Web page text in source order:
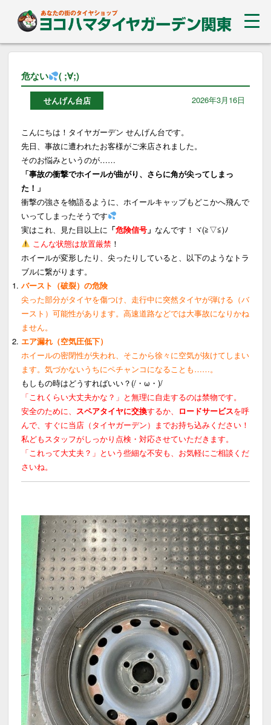
危ない ( ;∀;)
せんげん台店 2026年3月16日
こんにちは！タイヤガーデン せんげん台です。
先日、事故に遭われたお客様がご来店されました。
そのお悩みというのが……
「事故の衝撃でホイールが曲がり、さらに角が尖ってしまっ
た！」
衝撃の強さを物語るように、ホイールキャップもどこかへ飛んで
いってしまったそうです
実はこれ、見た目以上に 「危険信号 」なんです！ヾ(≧▽≦)ﾉ
こんな状態は放置厳禁 ！
ホイールが変形したり、尖ったりしていると、以下のようなトラ
ブルに繋がります。
バースト（破裂）の危険
尖った部分がタイヤを傷つけ、走行中に突然タイヤが弾ける（バ
ースト）可能性があります。高速道路などでは大事故になりかね
ません。
エア漏れ（空気圧低下）
ホイールの密閉性が失われ、そこから徐々に空気が抜けてしまい
ます。気づかないうちにペチャンコになることも……。
もしもの時はどうすればいい？(/・ω・)/
「これくらい大丈夫かな？」と無理に自走するのは禁物です。
安全のために、 スペアタイヤに交換するか、 ロードサービスを呼
んで、すぐに当店（タイヤガーデン）までお持ち込みください！
私どもスタッフがしっかり点検・対応させていただきます。
「これって大丈夫？」という些細な不安も、お気軽にご相談くだ
さいね。